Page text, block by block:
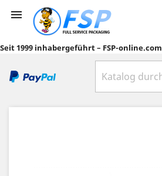

Seit 1999 inhabergeführt – FSP-online.com